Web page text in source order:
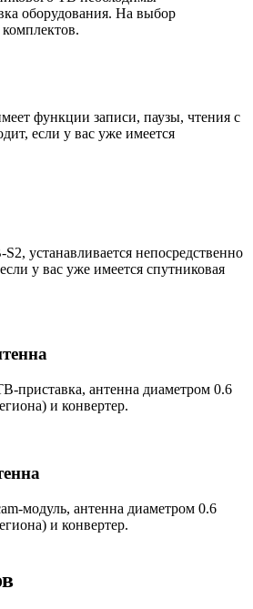
оборудования. На выбор
комплектов.
функции записи, паузы, чтения с
если у вас уже имеется
устанавливается непосредственно
у вас уже имеется спутниковая
приставка, антенна диаметром 0.6
и конвертер.
модуль, антенна диаметром 0.6
и конвертер.